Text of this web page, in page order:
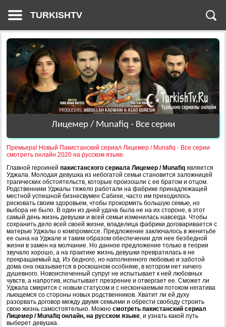
TURKISHTV
Лицемер / Munafiq - Все серии
Премьера! Новый Пакистанский сериал Лицемер / Munafiq - Все серии
смотреть онлайн 2020 на русском языке.
Главной героиней пакистанского сериала Лицемер / Munafiq является
Уджала. Молодая девушка из небогатой семьи становится заложницей
трагических обстоятельств, которые произошли с ее братом и отцом.
Родственники Уджалы тяжело работали на фабрике принадлежащей
местной успешной бизнесвумен Сабихе, часто им приходилось
рисковать своим здоровьем, чтобы прокормить большую семью, но
выбора не было. В один из дней удача была не на их стороне, в этот
самый день жизнь девушки и всей семьи изменилась навсегда. Чтобы
сохранить дело всей своей жизни, владелица фабрики договаривается с
матерью Уджалы о компромиссе. Предложение заключалось в женитьбе
ее сына на Уджале и таким образом обеспечении для нее безбедной
жизни в замен на молчание. Но данное предложение только в теории
звучало хорошо, а на практике жизнь девушки превратилась в не
прекращаемый ад. Из бедного, но наполненного любовью и заботой
дома она оказывается в роскошном особняке, в котором нет ничего
душевного. Новоиспеченный супруг не испытывает к ней любовных
чувств, а напротив, испытывает презрение и отвергает ее. Сможет ли
Уджала смирится с новым статусом и с нескончаемым потоком негатива
льющемся со стороны новых родственников. Хватит ли ей духу
разорвать договор между двумя семьями и обрести свободу строить
свою жизнь самостоятельно. Можно смотреть пакистанский сериал
Лицемер / Munafiq онлайн, на русском языке, и узнать какой путь
выберет девушка.